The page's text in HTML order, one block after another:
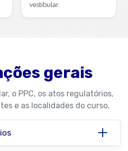
vestibular.
gerais
o PPC, os atos regulatórios,
e as localidades do curso.